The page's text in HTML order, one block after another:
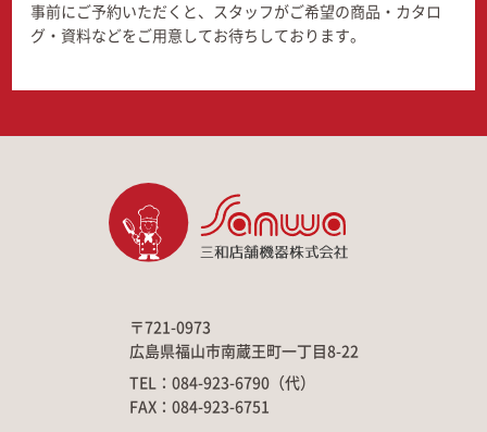
事前にご予約いただくと、スタッフがご希望の商品・カタロ
グ・資料などをご用意してお待ちしております。
〒721-0973
広島県福山市南蔵王町一丁目8-22
TEL：084-923-6790（代）
FAX：084-923-6751